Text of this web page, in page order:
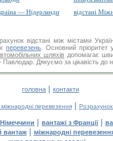
— Нідерланди відстані
відстані між містами
перевезень . Основний пріоритет
шляхів допомагає
Дякуємо за цікавість до
головна | контакти
перевезення| Розрахунок
| вантажі з Франції|
вантаж| міжнародні